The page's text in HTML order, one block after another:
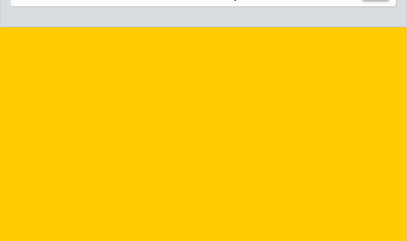
Community platform by XenForo® © 2010-2026 XenForo Ltd.